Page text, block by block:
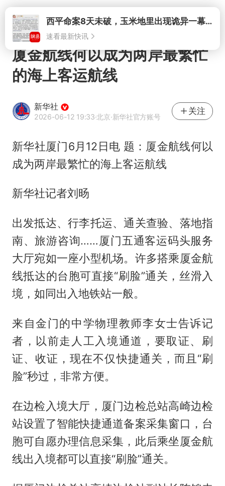
打开西平命案8天未破，玉米地里出现诡异一幕，我突然想起了欧金中
速看最新快讯
厦金航线何以成为两岸最繁忙
的海上客运航线
新华社
2026-06-12 19:33·北京·新华社官方账号
关注
新华社厦门6月12日电 题：厦金航线何以
成为两岸最繁忙的海上客运航线
新华社记者刘旸
出发抵达、行李托运、通关查验、落地指
南、旅游咨询……厦门五通客运码头服务
大厅宛如一座小型机场。许多搭乘厦金航
线抵达的台胞可直接“刷脸”通关，丝滑入
境，如同出入地铁站一般。
来自金门的中学物理教师李女士告诉记
者，以前走人工入境通道，要取证、刷
证、收证，现在不仅快捷通关，而且“刷
脸”秒过，非常方便。
在边检入境大厅，厦门边检总站高崎边检
站设置了智能快捷通道备案采集窗口，台
胞可自愿办理信息采集，此后乘坐厦金航
线出入境都可以直接“刷脸”通关。